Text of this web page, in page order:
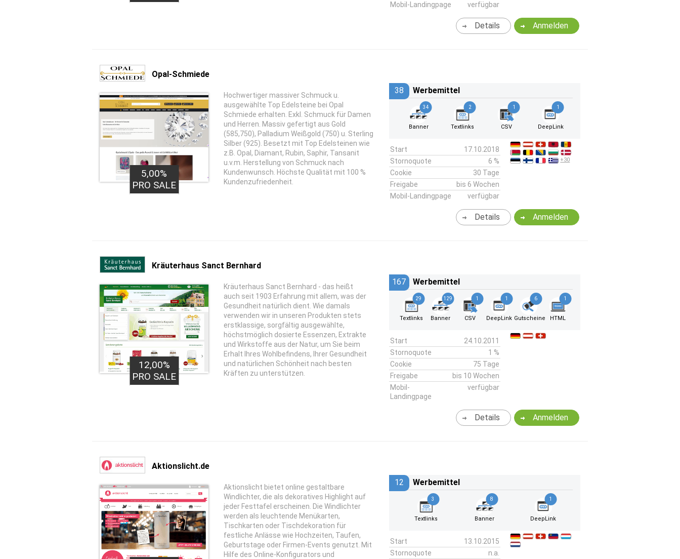
Mobil-Landingpage
verfügbar
Anmelden
Details
Opal-Schmiede
5,00%
PRO SALE
Hochwertiger massiver Schmuck u.
ausgewählte Top Edelsteine bei Opal
Schmiede erhalten. Exkl. Schmuck für Damen
und Herren. Massiv gefertigt aus Gold
(585,750), Palladium Weißgold (750) u. Sterling
Silber (925). Besetzt mit Top Edelsteinen wie
z.B. Opal, Diamant, Rubin, Saphir, Tansanit
u.v.m. Herstellung von Schmuck nach
Kundenwunsch. Höchste Qualität mit 100 %
Kundenzufriedenheit.
38 Werbemittel
34
Banner
2
Textlinks
1
CSV
1
DeepLink
Start
17.10.2018
Stornoquote
6 %
Cookie
30 Tage
Freigabe
bis 6 Wochen
Mobil-Landingpage
verfügbar
+30
Anmelden
Details
Kräuterhaus Sanct Bernhard
12,00%
PRO SALE
Kräuterhaus Sanct Bernhard - das heißt
auch seit 1903 Erfahrung mit allem, was der
Gesundheit natürlich dient. Wie damals
verwenden wir in unseren Produkten stets
erstklassige, sorgfältig ausgewählte,
höchstmöglich dosierte Essenzen, Extrakte
und Wirkstoffe aus der Natur, um Sie beim
Erhalt Ihres Wohlbefindens, Ihrer Gesundheit
und natürlichen Schönheit nach besten
Kräften zu unterstützen.
167 Werbemittel
29
Textlinks
129
Banner
1
CSV
1
DeepLink
6
Gutscheine
1
HTML
Start
24.10.2011
Stornoquote
1 %
Cookie
75 Tage
Freigabe
bis 10 Wochen
Mobil-
Landingpage
verfügbar
Anmelden
Details
Aktionslicht.de
Aktionslicht bietet online gestaltbare
Windlichter, die als dekoratives Highlight auf
jeder Festtafel erscheinen. Die Windlichter
werden als leuchtende Menükarten,
Tischkarten oder Tischdekoration für
festliche Anlässe wie Hochzeiten, Taufen,
Geburtstage oder Firmen-Events genutzt. Mit
Hilfe des Online-Konfigurators und
12 Werbemittel
3
Textlinks
8
Banner
1
DeepLink
Start
13.10.2015
Stornoquote
n.a.